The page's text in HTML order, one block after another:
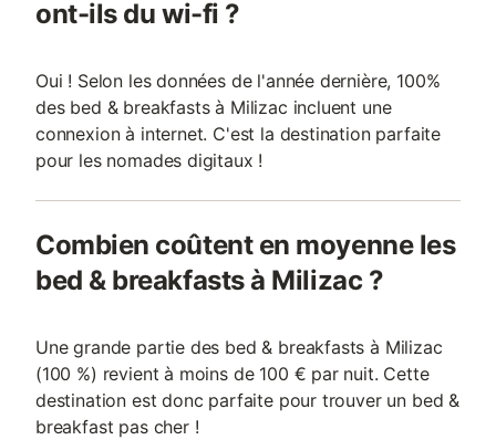
ont-ils du wi-fi ?
Oui ! Selon les données de l'année dernière, 100%
des bed & breakfasts à Milizac incluent une
connexion à internet. C'est la destination parfaite
pour les nomades digitaux !
Combien coûtent en moyenne les
bed & breakfasts à Milizac ?
Une grande partie des bed & breakfasts à Milizac
(100 %) revient à moins de 100 € par nuit. Cette
destination est donc parfaite pour trouver un bed &
breakfast pas cher !